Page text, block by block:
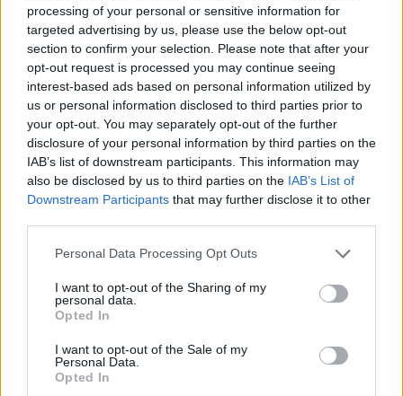
processing of your personal or sensitive information for
targeted advertising by us, please use the below opt-out
section to confirm your selection. Please note that after your
opt-out request is processed you may continue seeing
interest-based ads based on personal information utilized by
us or personal information disclosed to third parties prior to
your opt-out. You may separately opt-out of the further
disclosure of your personal information by third parties on the
IAB’s list of downstream participants. This information may
also be disclosed by us to third parties on the IAB’s List of
Downstream Participants that may further disclose it to other
Please note that this website/app uses one or more Google
not limited to your visit or usage behaviour. You may click to
grant or deny consent to Google and its third-party tags to
use your data for below specified purposes in below Google
consent section.
Personal Data Processing Opt Outs
I want to opt-out of the Sharing of my
personal data.
Opted In
I want to opt-out of the Sale of my
Personal Data.
Opted In
ÖRÖMHÍR: TÍZ ÉVE NEM VOLT ILYEN ALACSONY AZ
INFLÁCIÓ MAGYARORSZÁGON
Júliusban mindössze 1,2 százalékkal emelkedtek éves
összevetésben a fogyasztói árak, miközben az élelmiszerek ára
már csökkent.
Szólj hozzá!